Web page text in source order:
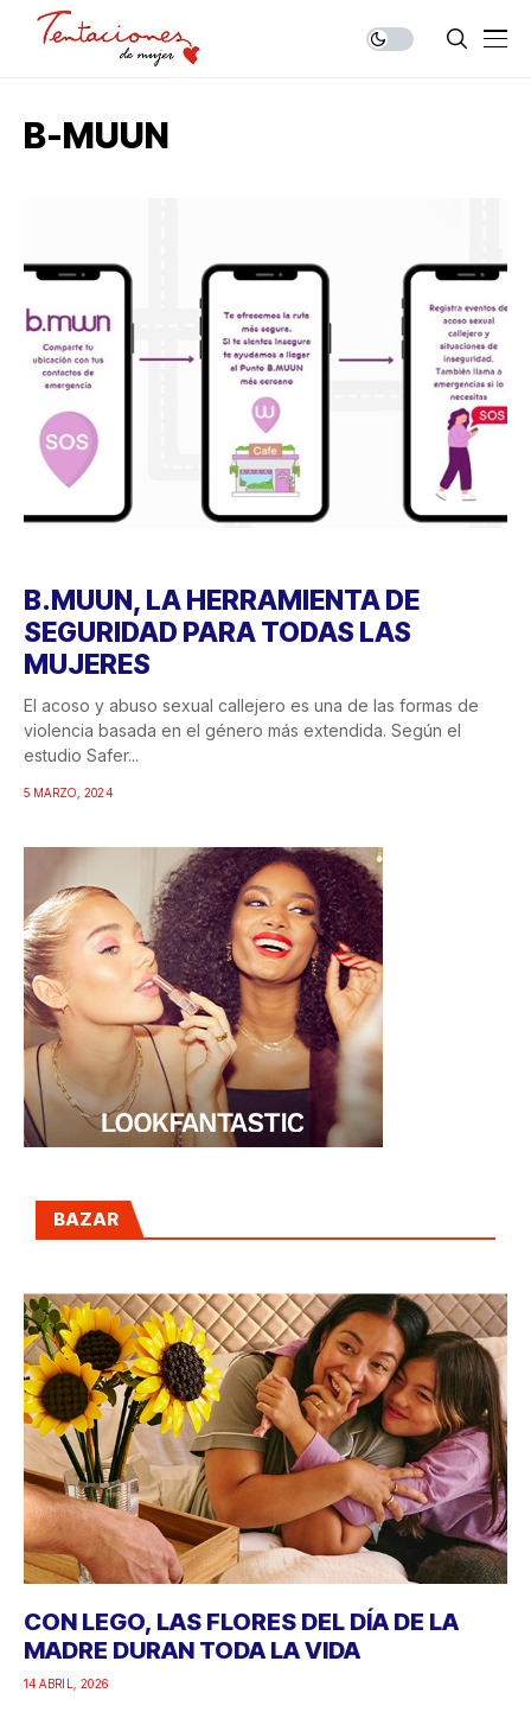
B-MUUN
B.MUUN, LA HERRAMIENTA DE
SEGURIDAD PARA TODAS LAS
MUJERES
El acoso y abuso sexual callejero es una de las formas de
violencia basada en el género más extendida. Según el
estudio Safer...
5 MARZO, 2024
BAZAR
CON LEGO, LAS FLORES DEL DÍA DE LA
MADRE DURAN TODA LA VIDA
14 ABRIL, 2026